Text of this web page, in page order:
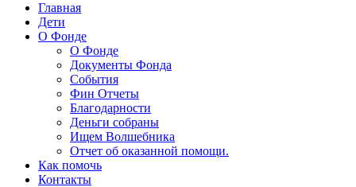
Главная
Дети
О Фонде
О Фонде
Документы Фонда
События
Фин Отчеты
Благодарности
Деньги собраны
Ищем Волшебника
Отчет об оказанной помощи.
Как помочь
Контакты